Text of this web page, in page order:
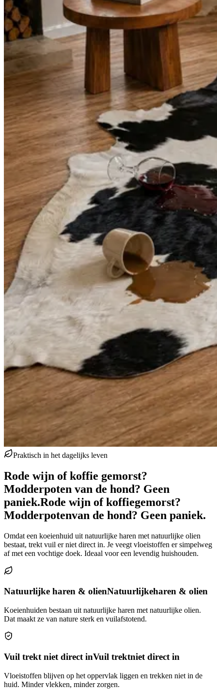
Praktisch in het dagelijks leven
Rode wijn of koffie gemorst?
Modderpoten van de hond? Geen
paniek.Rode wijn of koffiegemorst?
Modderpotenvan de hond? Geen paniek.
Omdat een koeienhuid uit natuurlijke haren met natuurlijke olien
bestaat, trekt vuil er niet direct in. Je veegt vloeistoffen er simpelweg
af met een vochtige doek. Ideaal voor een levendig huishouden.
Natuurlijke haren & olienNatuurlijkeharen & olien
Koeienhuiden bestaan uit natuurlijke haren met natuurlijke olien.
Dat maakt ze van nature sterk en vuilafstotend.
Vuil trekt niet direct inVuil trektniet direct in
Vloeistoffen blijven op het oppervlak liggen en trekken niet in de
huid. Minder vlekken, minder zorgen.